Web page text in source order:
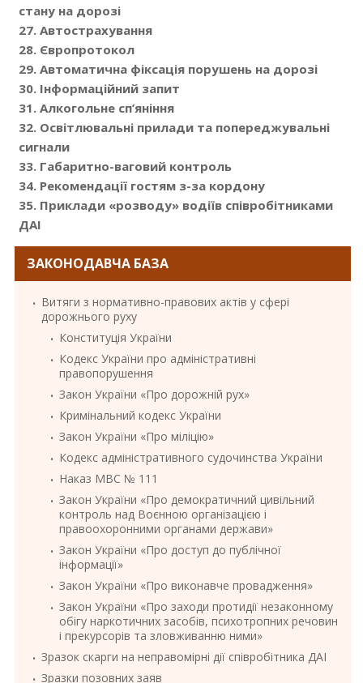
стану на дорозі
27. Автострахування
28. Європротокол
29. Автоматична фіксація порушень на дорозі
30. Інформаційний запит
31. Алкогольне сп’яніння
32. Освітлювальні прилади та попереджувальні
сигнали
33. Габаритно-ваговий контроль
34. Рекомендації гостям з-за кордону
35. Приклади «розводу» водіїв співробітниками
ДАІ
ЗАКОНОДАВЧА БАЗА
Витяги з нормативно-правових актів у сфері
дорожнього руху
Конституція України
Кодекс України про адміністративні
правопорушення
Закон України «Про дорожній рух»
Кримінальний кодекс України
Закон України «Про міліцію»
Кодекс адміністративного судочинства України
Наказ МВС № 111
Закон України «Про демократичний цивільний
контроль над Воєнною організацією і
правоохоронними органами держави»
Закон України «Про доступ до публічної
інформації»
Закон України «Про виконавче провадження»
Закон України «Про заходи протидії незаконному
обігу наркотичних засобів, психотропних речовин
і прекурсорів та зловживанню ними»
Зразок скарги на неправомірні дії співробітника ДАІ
Зразки позовних заяв